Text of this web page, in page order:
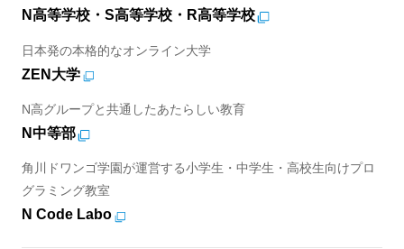
N高等学校・S高等学校・R高等学校
日本発の本格的なオンライン大学
ZEN大学
N高グループと共通したあたらしい教育
N中等部
角川ドワンゴ学園が運営する小学生・中学生・高校生向けプロ
グラミング教室
N Code Labo